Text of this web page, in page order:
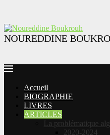
NOUREDDINE
Accueil
BIOGRAPHIE
LIVRES
ARTICLES
La problématique
2020-2024